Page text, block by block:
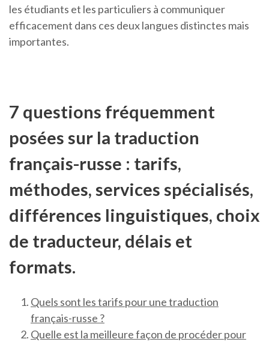
les étudiants et les particuliers à communiquer
efficacement dans ces deux langues distinctes mais
importantes.
7 questions fréquemment
posées sur la traduction
français-russe : tarifs,
méthodes, services spécialisés,
différences linguistiques, choix
de traducteur, délais et
formats.
Quels sont les tarifs pour une traduction
français-russe ?
Quelle est la meilleure façon de procéder pour